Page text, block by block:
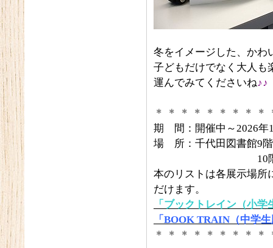
冬をイメージした、かわ
子どもだけでなく大人も
運んでみてくださいね♪♪
＊ ＊ ＊ ＊ ＊ ＊ ＊ ＊ ＊
期 間：開催中～2026年
場 所：千代田図書館9
10階 児童書コ
本のリストは各展示場所
だけます。
「ブックトレイン（小
「BOOK TRAIN（中学
＊ ＊ ＊ ＊ ＊ ＊ ＊ ＊ ＊